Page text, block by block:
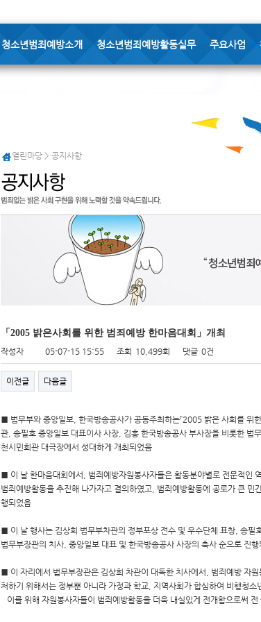
청소년범죄예방소개 청소년범죄예방활동실무 주요사업
열린마당 > 공지사항
「2005 밝은사회를 위한 범죄예방 한마음대회」개최
작성자 05-07-15 15:55 조회 10,499회 댓글 0건
이전글 다음글
■ 법무부와 중앙일보, 한국방송공사가 공동주최하는『2005 밝은 사회를
관, 송필호 중앙일보 대표이사 사장, 김홍 한국방송공사 부사장을 비롯한
천시민회관 대극장에서 성대하게 개최되었음
■ 이 날 한마음대회에서, 범죄예방자원봉사자들은 활동분야별로 전문적인
범죄예방활동을 추진해 나가자고 결의하였고, 범죄예방활동에 공로가 큰
행되었음
■ 이 날 행사는 김상희 법무부차관의 정부포상 전수 및 우수단체 표창, 송필
법무부장관의 치사, 중앙일보 대표 및 한국방송공사 사장의 축사 순으로 진행
■ 이 자리에서 법무부장관은 김상희 차관이 대독한 치사에서, 범죄예방 자
처하기 위해서는 정부뿐 아니라 가정과 학교, 지역사회가 합심하여 비행청
이를 위해 자원봉사자들이 범죄예방활동을 더욱 내실있게 전개함으로써